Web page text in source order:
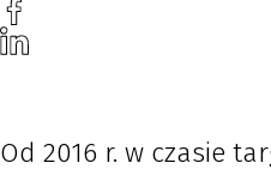
Od 2016 r. w czasie